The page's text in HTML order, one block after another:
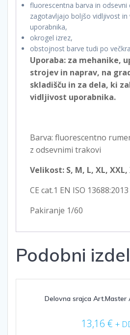
fluorescentna barva in odsevni
zagotavljajo boljšo vidljivost
uporabnika,
okrogel izrez,
obstojnost barve tudi po
Uporaba: za mehanike,
strojev in naprav, na
skladišču in za dela, ki
vidljivost uporabnika.
Barva: fluorescentno
z odsevnimi trakovi
Velikost: S, M, L, XL, XXL,
CE cat.1 EN ISO 13688:2013
Pakiranje 1/60
Podobni
Delovna srajca Art.Master
13,16 € +